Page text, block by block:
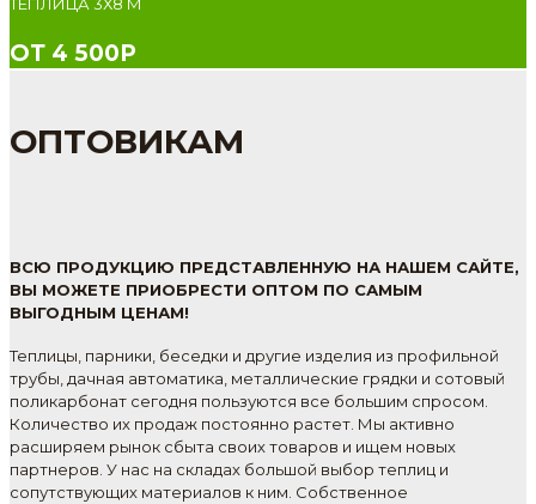
ТЕПЛИЦА 3Х8 М
ОТ 4 500Р
ОПТОВИКАМ
ВСЮ ПРОДУКЦИЮ ПРЕДСТАВЛЕННУЮ НА НАШЕМ САЙТЕ,
ВЫ МОЖЕТЕ ПРИОБРЕСТИ ОПТОМ ПО САМЫМ
ВЫГОДНЫМ ЦЕНАМ!
Теплицы, парники, беседки и другие изделия из профильной
трубы, дачная автоматика, металлические грядки и сотовый
поликарбонат сегодня пользуются все большим спросом.
Количество их продаж постоянно растет. Мы активно
расширяем рынок сбыта своих товаров и ищем новых
партнеров. У нас на складах большой выбор теплиц и
сопутствующих материалов к ним. Собственное